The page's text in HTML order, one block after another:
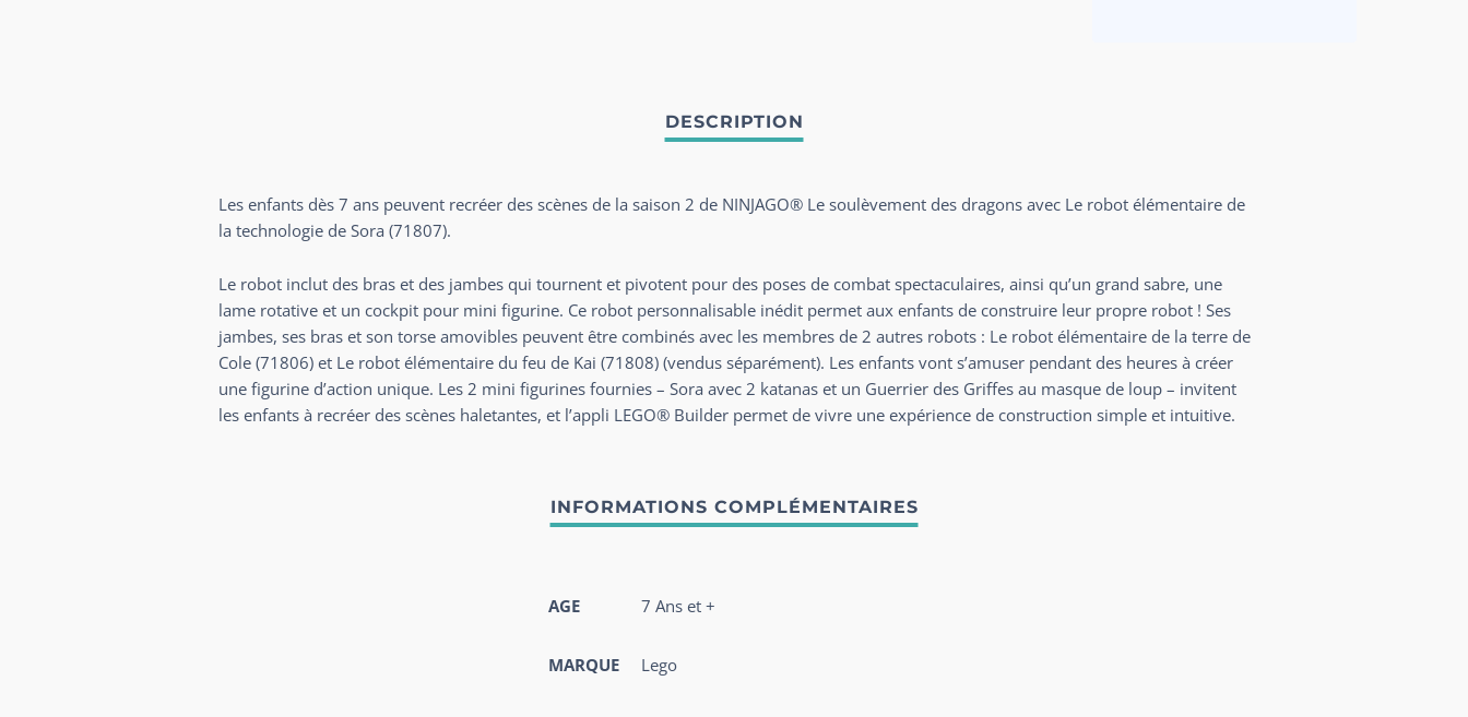
Les enfants dès 7 ans peuvent recréer des scènes de la saison 2 de NINJAGO® Le soulèvement des dragons avec Le robot élémentaire de
la technologie de Sora (71807).
Le robot inclut des bras et des jambes qui tournent et pivotent pour des poses de combat spectaculaires, ainsi qu’un grand sabre, une
lame rotative et un cockpit pour mini figurine. Ce robot personnalisable inédit permet aux enfants de construire leur propre robot ! Ses
jambes, ses bras et son torse amovibles peuvent être combinés avec les membres de 2 autres robots : Le robot élémentaire de la terre de
Cole (71806) et Le robot élémentaire du feu de Kai (71808) (vendus séparément). Les enfants vont s’amuser pendant des heures à créer
une figurine d’action unique. Les 2 mini figurines fournies – Sora avec 2 katanas et un Guerrier des Griffes au masque de loup – invitent
les enfants à recréer des scènes haletantes, et l’appli LEGO® Builder permet de vivre une expérience de construction simple et intuitive.
AGE 7 Ans et +
MARQUE Lego